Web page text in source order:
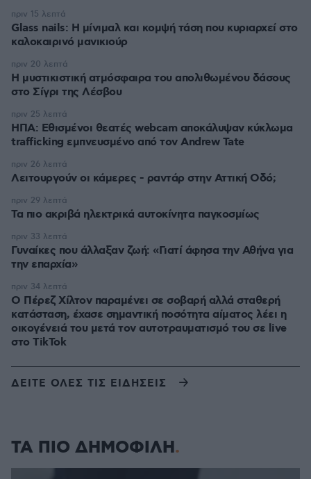
Glass nails: Η μίνιμαλ και κομψή τάση που κυριαρχεί στο
καλοκαιρινό μανικιούρ
πριν 15 λεπτά
Η μυστικιστική ατμόσφαιρα του απολιθωμένου δάσους
στο Σίγρι της Λέσβου
πριν 20 λεπτά
ΗΠΑ: Εθισμένοι θεατές webcam αποκάλυψαν κύκλωμα
trafficking εμπνευσμένο από τον Andrew Tate
πριν 25 λεπτά
Λειτουργούν οι κάμερες - ραντάρ στην Αττική Οδό;
πριν 26 λεπτά
Τα πιο ακριβά ηλεκτρικά αυτοκίνητα παγκοσμίως
πριν 29 λεπτά
Γυναίκες που άλλαξαν ζωή: «Γιατί άφησα την Αθήνα για
την επαρχία»
πριν 33 λεπτά
Ο Πέρεζ Χίλτον παραμένει σε σοβαρή αλλά σταθερή
κατάσταση, έχασε σημαντική ποσότητα αίματος λέει η
οικογένειά του μετά τον αυτοτραυματισμό του σε live
στο TikTok
πριν 34 λεπτά
ΔΕΙΤΕ ΟΛΕΣ ΤΙΣ ΕΙΔΗΣΕΙΣ
ΤΑ ΠΙΟ ΔΗΜΟΦΙΛΗ